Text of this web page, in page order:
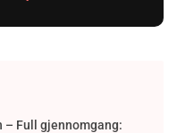
– Full gjennomgang: